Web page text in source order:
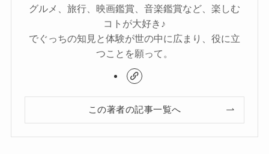
グルメ、旅行、映画鑑賞、音楽鑑賞など、楽しむ
コトが大好き♪
でぐっちの知見と体験が世の中に広まり、役に立
つことを願って。
この著者の記事一覧へ